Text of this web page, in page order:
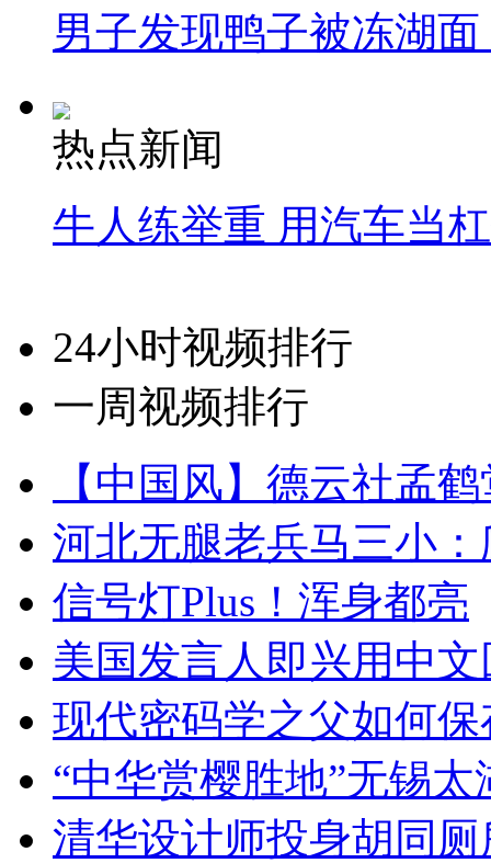
男子发现鸭子被冻湖
热点新闻
牛人练举重 用汽车当
24小时视频排行
一周视频排行
【中国风】德云社孟
河北无腿老兵马三小
信号灯Plus！浑身都亮
美国发言人即兴用中
现代密码学之父如何
“中华赏樱胜地”无锡
清华设计师投身胡同